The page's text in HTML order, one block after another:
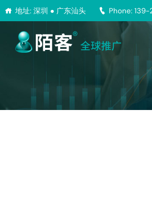
地址: 深圳 ● 广东汕头 Phone: